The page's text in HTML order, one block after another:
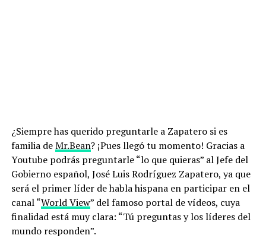
¿Siempre has querido preguntarle a Zapatero si es
familia deMr.Bean? ¡Pues llegó tu momento! Gracias a
Youtube podrás preguntarle “lo que quieras” al Jefe del
Gobierno español, José Luis Rodríguez Zapatero, ya que
será el primer líder de habla hispana en participar en el
canal “World View” del famoso portal de vídeos, cuya
finalidad está muy clara: “Tú preguntas y los líderes del
mundo responden”.